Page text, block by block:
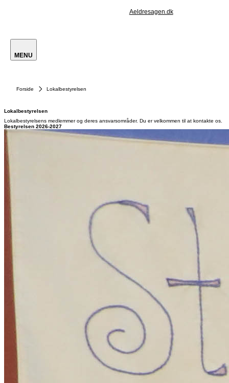
Aeldresagen.dk
MENU
Forside Lokalbestyrelsen
Lokalbestyrelsen
Lokalbestyrelsens medlemmer og deres ansvarsområder. Du er velkommen til at kontakte os.
Bestyrelsen 2026-2027